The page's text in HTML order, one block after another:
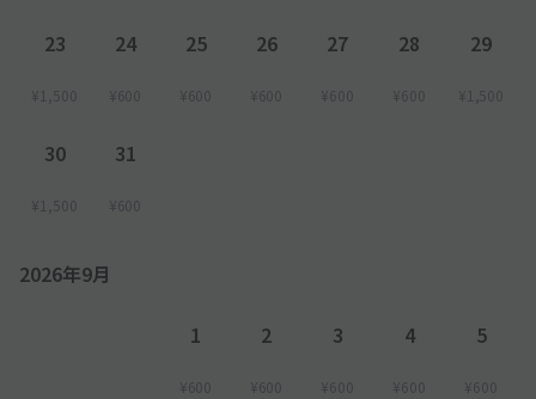
23
¥1,500
24
¥600
25
¥600
26
¥600
27
¥600
28
¥600
29
¥1,500
30
¥1,500
31
¥600
2026年9月
1
¥600
2
¥600
3
¥600
4
¥600
5
¥600